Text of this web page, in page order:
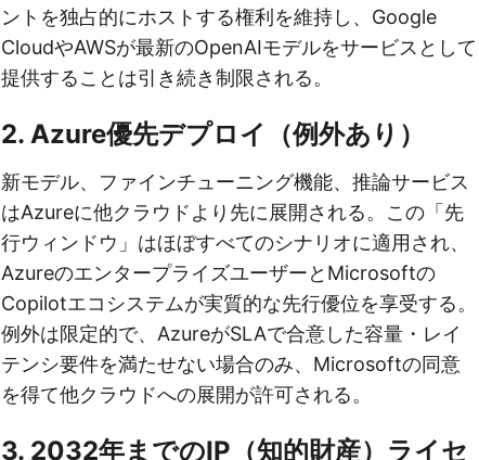
ントを独占的にホストする権利を維持し、Google
CloudやAWSが最新のOpenAIモデルをサービスとして
提供することは引き続き制限される。
2. Azure優先デプロイ（例外あり）
新モデル、ファインチューニング機能、推論サービス
はAzureに他クラウドより先に展開される。この「先
行ウィンドウ」はほぼすべてのシナリオに適用され、
AzureのエンタープライズユーザーとMicrosoftの
Copilotエコシステムが実質的な先行優位を享受する。
例外は限定的で、AzureがSLAで合意した容量・レイ
テンシ要件を満たせない場合のみ、Microsoftの同意
を得て他クラウドへの展開が許可される。
3. 2032年までのIP（知的財産）ライセ